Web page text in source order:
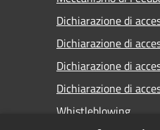
Dichiarazione di
Dichiarazione di
Dichiarazione di
Dichiarazione di
Whistleblowing